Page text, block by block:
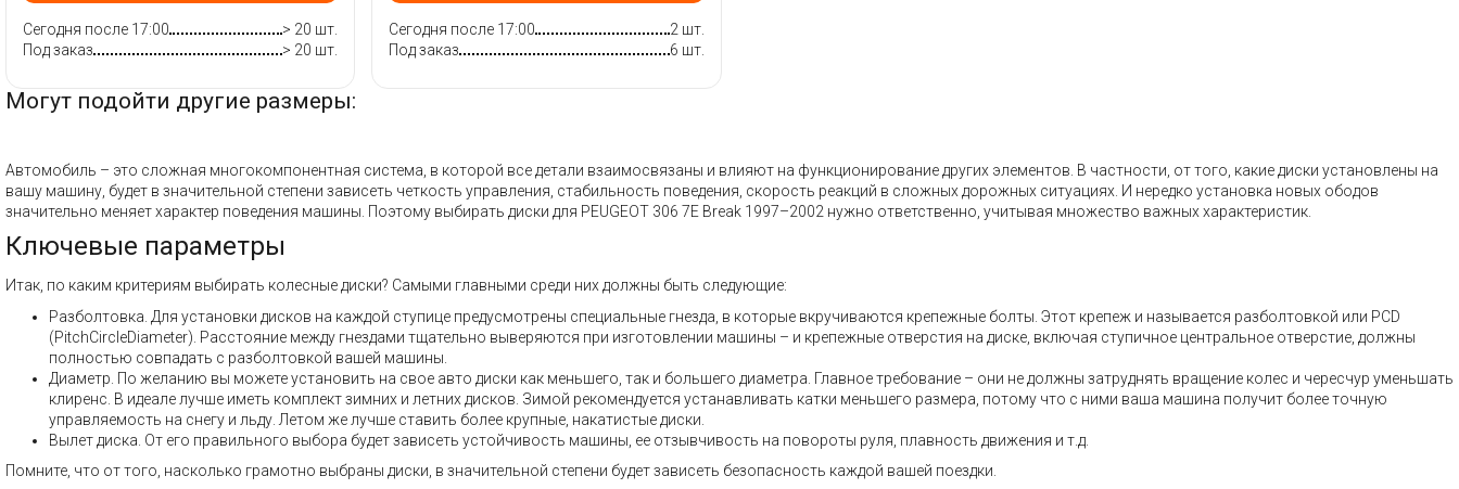
Сегодня после 17:00
> 20 шт.
Под заказ
> 20 шт.
Сегодня после 17:00
2 шт.
Под заказ
6 шт.
Могут подойти другие размеры:
Автомобиль – это сложная многокомпонентная система, в которой все детали взаимосвязаны и влияют на функционирование других элементов. В частности, от того, какие диски установлены на
вашу машину, будет в значительной степени зависеть четкость управления, стабильность поведения, скорость реакций в сложных дорожных ситуациях. И нередко установка новых ободов
значительно меняет характер поведения машины. Поэтому выбирать диски для PEUGEOT 306 7E Break 1997–2002 нужно ответственно, учитывая множество важных характеристик.
Ключевые параметры
Итак, по каким критериям выбирать колесные диски? Самыми главными среди них должны быть следующие:
Разболтовка. Для установки дисков на каждой ступице предусмотрены специальные гнезда, в которые вкручиваются крепежные болты. Этот крепеж и называется разболтовкой или PCD
(PitchCircleDiameter). Расстояние между гнездами тщательно выверяются при изготовлении машины – и крепежные отверстия на диске, включая ступичное центральное отверстие, должны
полностью совпадать с разболтовкой вашей машины.
Диаметр. По желанию вы можете установить на свое авто диски как меньшего, так и большего диаметра. Главное требование – они не должны затруднять вращение колес и чересчур уменьшать
клиренс. В идеале лучше иметь комплект зимних и летних дисков. Зимой рекомендуется устанавливать катки меньшего размера, потому что с ними ваша машина получит более точную
управляемость на снегу и льду. Летом же лучше ставить более крупные, накатистые диски.
Вылет диска. От его правильного выбора будет зависеть устойчивость машины, ее отзывчивость на повороты руля, плавность движения и т.д.
Помните, что от того, насколько грамотно выбраны диски, в значительной степени будет зависеть безопасность каждой вашей поездки.